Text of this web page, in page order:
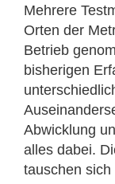
Mehrere
Orten der
Betrieb
bisherigen
Abwicklung
alles dabei.
tauschen